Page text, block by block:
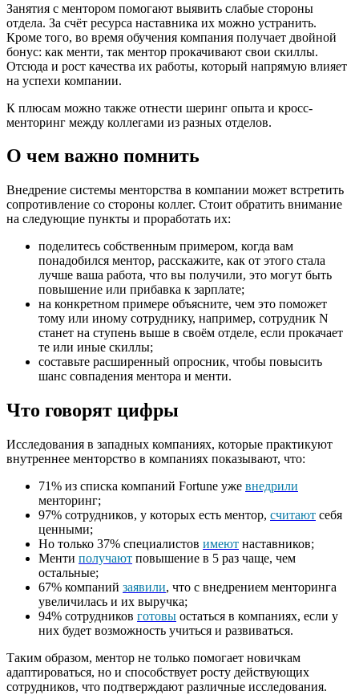
Занятия с ментором помогают выявить слабые стороны
отдела. За счёт ресурса наставника их можно устранить.
Кроме того, во время обучения компания получает двойной
бонус: как менти, так ментор прокачивают свои скиллы.
Отсюда и рост качества их работы, который напрямую влияет
на успехи компании.
К плюсам можно также отнести шеринг опыта и кросс-
менторинг между коллегами из разных отделов.
О чем важно помнить
Внедрение системы менторства в компании может встретить
сопротивление со стороны коллег. Стоит обратить внимание
на следующие пункты и проработать их:
поделитесь собственным примером, когда вам
понадобился ментор, расскажите, как от этого стала
лучше ваша работа, что вы получили, это могут быть
повышение или прибавка к зарплате;
на конкретном примере объясните, чем это поможет
тому или иному сотруднику, например, сотрудник N
станет на ступень выше в своём отделе, если прокачает
те или иные скиллы;
составьте расширенный опросник, чтобы повысить
шанс совпадения ментора и менти.
Что говорят цифры
Исследования в западных компаниях, которые практикуют
внутреннее менторство в компаниях показывают, что:
71% из списка компаний Fortune уже внедрили
менторинг;
97% сотрудников, у которых есть ментор, считают себя
ценными;
Но только 37% специалистов имеют наставников;
Менти получают повышение в 5 раз чаще, чем
остальные;
67% компаний заявили, что с внедрением менторинга
увеличилась и их выручка;
94% сотрудников готовы остаться в компаниях, если у
них будет возможность учиться и развиваться.
Таким образом, ментор не только помогает новичкам
адаптироваться, но и способствует росту действующих
сотрудников, что подтверждают различные исследования.